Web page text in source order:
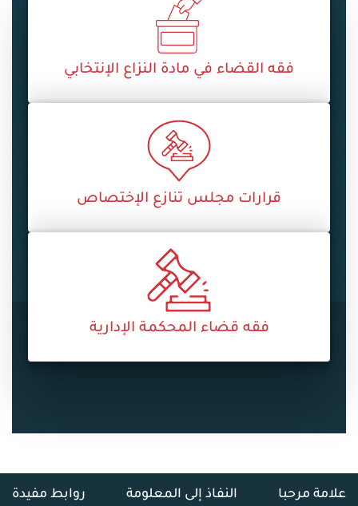
فقه القضاء في مادة النزاع الإنتخابي
قرارات مجلس تنازع الإختصاص
فقه قضاء المحكمة الإدارية
علامة مرحبا النفاذ إلى المعلومة
روابط مفيدة